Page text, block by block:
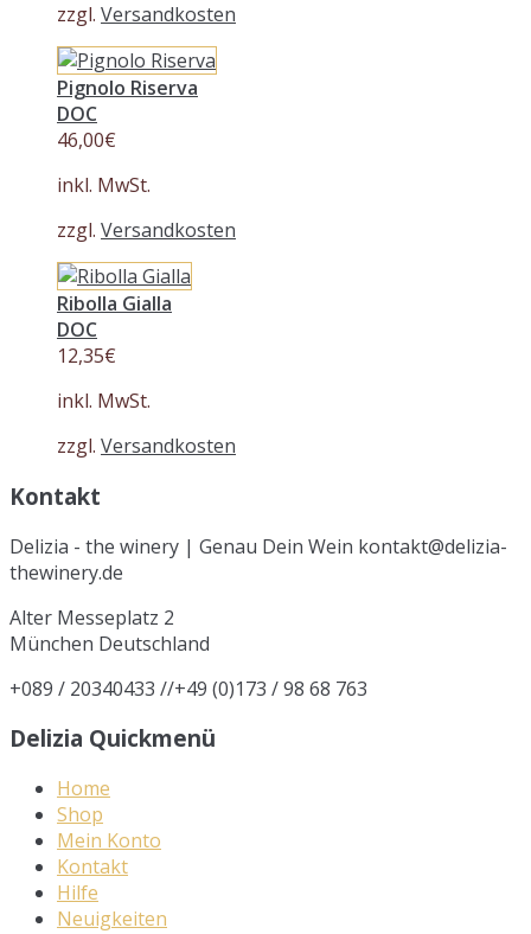
zzgl. Versandkosten
Pignolo Riserva
DOC
46,00€
inkl. MwSt.
zzgl. Versandkosten
Ribolla Gialla
DOC
12,35€
inkl. MwSt.
zzgl. Versandkosten
Kontakt
Delizia - the winery | Genau Dein Wein kontakt@delizia-
thewinery.de
Alter Messeplatz 2
München Deutschland
+089 / 20340433 //+49 (0)173 / 98 68 763
Delizia Quickmenü
Home
Shop
Mein Konto
Kontakt
Hilfe
Neuigkeiten